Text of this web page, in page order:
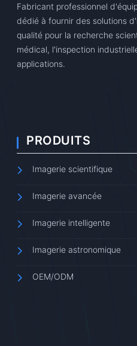
Fabricant professionnel
dédié à fournir des solutions
qualité pour la recherche
médical, l'inspection
applications.
PRODUITS
Imagerie scientifique
Imagerie avancée
Imagerie intelligente
Imagerie astronomique
OEM/ODM